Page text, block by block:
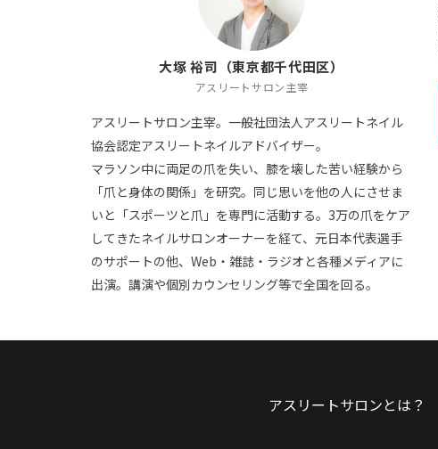
大塚 裕司（東京都千代田区）
アスリートサロン主宰
アスリートサロン主宰。一般社団法人アスリートネイル
協会認定アスリートネイルアドバイザー。
マラソン中に両足の爪を失い、膝を壊した苦い経験から
「爪と身体の関係」を研究。同じ思いを他の人にさせま
いと「スポーツと爪」を専門に活動する。3万の爪をケア
してきたネイルサロンオーナーを経て、元日本代表選手
のサポートの他、Web・雑誌・ラジオと各種メディアに
出演。講演や個別カウンセリング等で全国を回る。
アスリートサロンとは？